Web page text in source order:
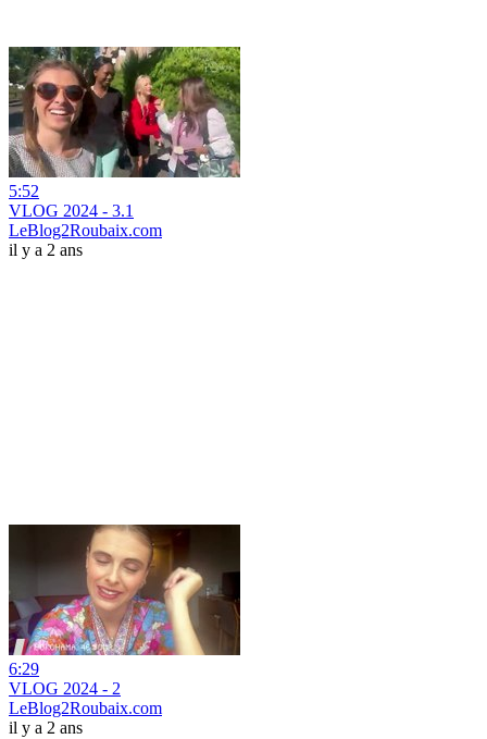
5:52
VLOG 2024 - 3.1
LeBlog2Roubaix.com
il y a 2 ans
6:29
VLOG 2024 - 2
LeBlog2Roubaix.com
il y a 2 ans